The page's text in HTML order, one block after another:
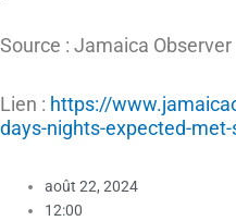
Source : Jamaica Observer
Lien : https://
days-nights-expected-
août 22, 2024
12:00